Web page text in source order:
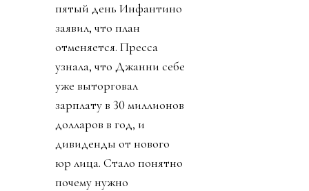
пятый день Инфантино
заявил, что план
отменяется. Пресса
узнала, что Джанни себе
уже выторговал
зарплату в 30 миллионов
долларов в год, и
дивиденды от нового
юр лица. Стало понятно
почему нужно